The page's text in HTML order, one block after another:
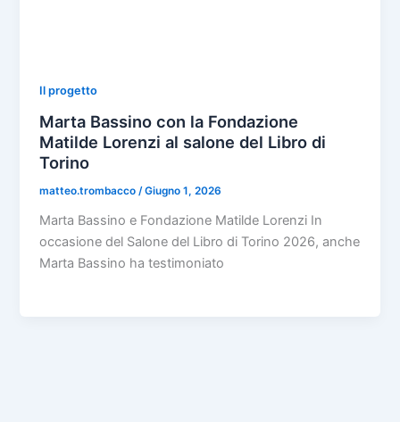
Il progetto
Marta Bassino con la Fondazione
Matilde Lorenzi al salone del Libro di
Torino
matteo.trombacco/Giugno 1, 2026
Marta Bassino e Fondazione Matilde Lorenzi In
occasione del Salone del Libro di Torino 2026, anche
Marta Bassino ha testimoniato